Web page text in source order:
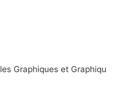
Graphiques et Graphiqu